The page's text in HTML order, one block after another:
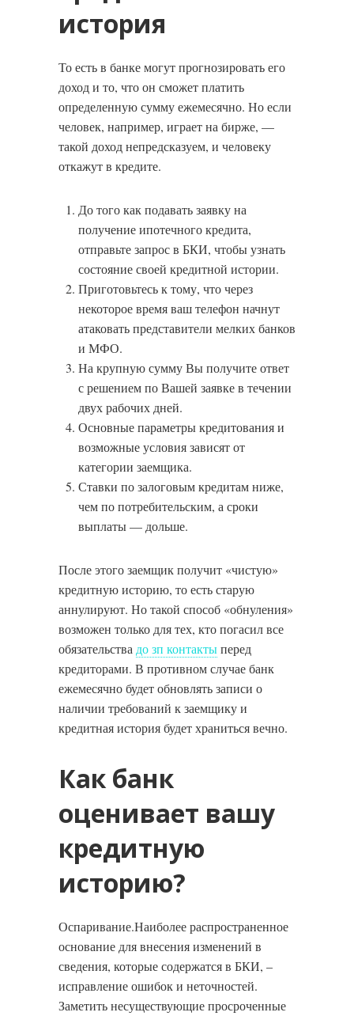
история
То есть в банке могут прогнозировать его
доход и то, что он сможет платить
определенную сумму ежемесячно. Но если
человек, например, играет на бирже, —
такой доход непредсказуем, и человеку
откажут в кредите.
До того как подавать заявку на
получение ипотечного кредита,
отправьте запрос в БКИ, чтобы узнать
состояние своей кредитной истории.
Приготовьтесь к тому, что через
некоторое время ваш телефон начнут
атаковать представители мелких банков
и МФО.
На крупную сумму Вы получите ответ
с решением по Вашей заявке в течении
двух рабочих дней.
Основные параметры кредитования и
возможные условия зависят от
категории заемщика.
Ставки по залоговым кредитам ниже,
чем по потребительским, а сроки
выплаты — дольше.
После этого заемщик получит «чистую»
кредитную историю, то есть старую
аннулируют. Но такой способ «обнуления»
возможен только для тех, кто погасил все
обязательства до зп контактыперед
кредиторами. В противном случае банк
ежемесячно будет обновлять записи о
наличии требований к заемщику и
кредитная история будет храниться вечно.
Как банк
оценивает вашу
кредитную
историю?
Оспаривание.Наиболее распространенное
основание для внесения изменений в
сведения, которые содержатся в БКИ, –
исправление ошибок и неточностей.
Заметить несуществующие просроченные